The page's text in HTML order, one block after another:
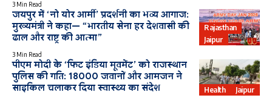
3 Min Read
Rajasthan
Jaipur
जयपुर में ‘नो योर आर्मी’ प्रदर्शनी का भव्य आगाज:
मुख्यमंत्री ने कहा— “भारतीय सेना हर देशवासी की
ढाल और राष्ट्र की आत्मा”
3 Min Read
Health Jaipur
पीएम मोदी के ‘फिट इंडिया मूवमेंट’ को राजस्थान
पुलिस की गति: 18000 जवानों और आमजन ने
साइकिल चलाकर दिया स्वास्थ्य का संदेश